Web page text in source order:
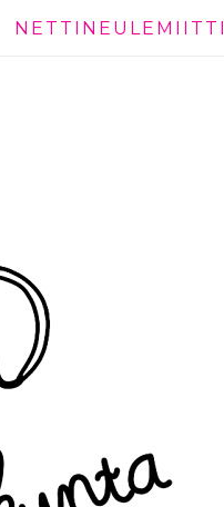
NETTINEULEMIITTI